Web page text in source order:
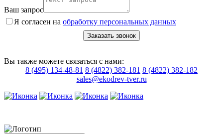
Ваш запрос
Я согласен на обработку персональных данных
Заказать звонок
Вы также можете связаться с нами:
8 (495) 134-48-81 8 (4822) 382-181 8 (4822) 382-182
sales@ekodrev-tver.ru